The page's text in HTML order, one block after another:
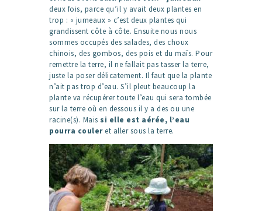
deux fois, parce qu’il y avait deux plantes en
trop : « jumeaux » c’est deux plantes qui
grandissent côte à côte. Ensuite nous nous
sommes occupés des salades, des choux
chinois, des gombos, des pois et du maïs. Pour
remettre la terre, il ne fallait pas tasser la terre,
juste la poser délicatement. Il faut que la plante
n’ait pas trop d’eau. S’il pleut beaucoup la
plante va récupérer toute l’eau qui sera tombée
sur la terre où en dessous il y a des ou une
racine(s). Mais si elle est aérée, l’eau
pourra couleret aller sous la terre.